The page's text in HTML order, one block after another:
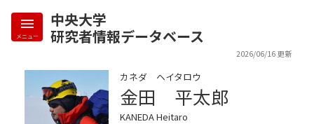
中央大学
研究者情報データベース
メニュー
2026/06/16 更新
カネダ ヘイタロウ
金田 平太郎
KANEDA Heitaro